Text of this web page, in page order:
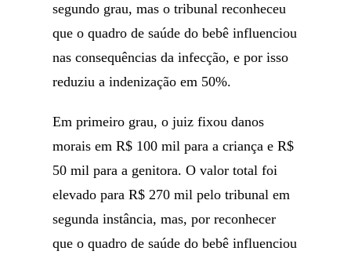
segundo grau, mas o tribunal reconheceu
que o quadro de saúde do bebê influenciou
nas consequências da infecção, e por isso
reduziu a indenização em 50%.
Em primeiro grau, o juiz fixou danos
morais em R$ 100 mil para a criança e R$
50 mil para a genitora. O valor total foi
elevado para R$ 270 mil pelo tribunal em
segunda instância, mas, por reconhecer
que o quadro de saúde do bebê influenciou